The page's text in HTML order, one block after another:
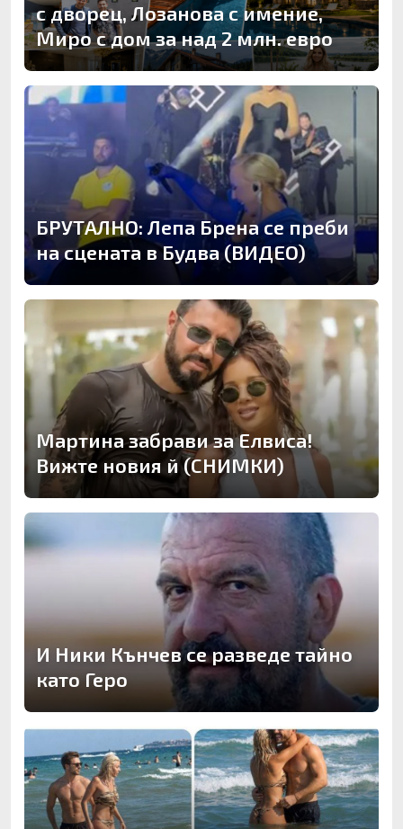
с дворец, Лозанова с имение,
Миро с дом за над 2 млн. евро
БРУТАЛНО: Лепа Брена се преби
на сцената в Будва (ВИДЕО)
Мартина забрави за Елвиса!
Вижте новия й (СНИМКИ)
И Ники Кънчев се разведе тайно
като Геро